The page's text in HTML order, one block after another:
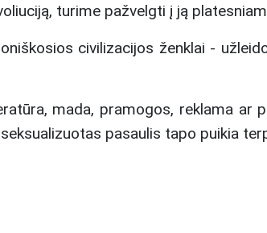
turime pažvelgti į ją
civilizacijos ženklai -
mada, pramogos, reklama ar
pasaulis tapo puikia